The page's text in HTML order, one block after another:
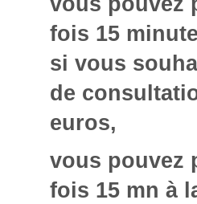
fois 15
si vous
de
euros,
vous pouvez
fois 15 mn à